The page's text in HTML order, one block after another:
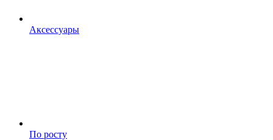
Аксессуары
По росту